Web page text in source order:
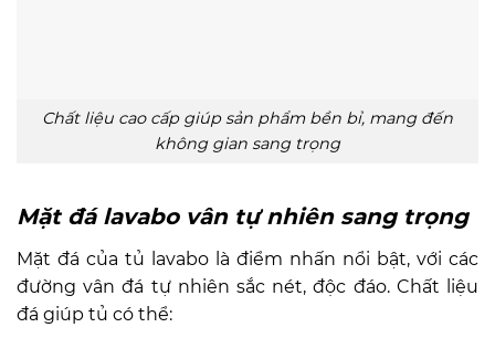
Chất liệu cao cấp giúp sản phẩm bền bỉ, mang đến
không gian sang trọng
Mặt đá lavabo vân tự nhiên sang trọng
Mặt đá của tủ lavabo là điểm nhấn nổi bật, với các
đường vân đá tự nhiên sắc nét, độc đáo. Chất liệu
đá giúp tủ có thể: